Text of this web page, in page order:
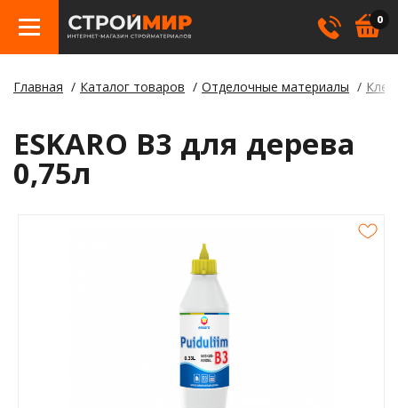
0
Смеси
Главная Каталог товаров Отделочные материалы Клея
ESKARO B3 для дерева
0,75л